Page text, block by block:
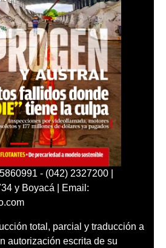
- (042) 2327200 |
y Boyacá | Email:
total, parcial y traducción a
autorización escrita de su